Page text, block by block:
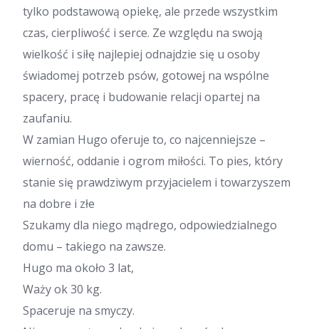
tylko podstawową opiekę, ale przede wszystkim
czas, cierpliwość i serce. Ze względu na swoją
wielkość i siłę najlepiej odnajdzie się u osoby
świadomej potrzeb psów, gotowej na wspólne
spacery, pracę i budowanie relacji opartej na
zaufaniu.
W zamian Hugo oferuje to, co najcenniejsze –
wierność, oddanie i ogrom miłości. To pies, który
stanie się prawdziwym przyjacielem i towarzyszem
na dobre i złe
Szukamy dla niego mądrego, odpowiedzialnego
domu – takiego na zawsze.
Hugo ma około 3 lat,
Waży ok 30 kg.
Spaceruje na smyczy.